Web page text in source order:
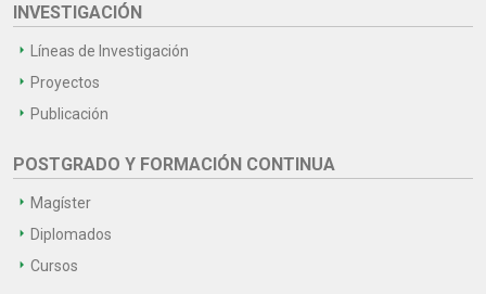
INVESTIGACIÓN
Líneas de Investigación
Proyectos
Publicación
POSTGRADO Y FORMACIÓN CONTINUA
Magíster
Diplomados
Cursos